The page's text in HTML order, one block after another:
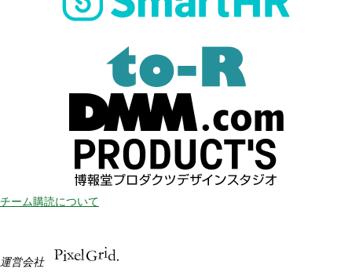
チーム購読について
運営会社